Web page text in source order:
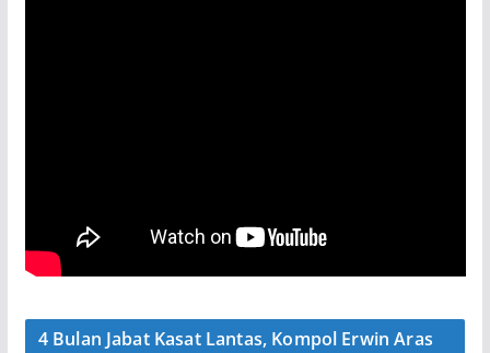
4 Bulan Jabat Kasat Lantas, Kompol Erwin Aras